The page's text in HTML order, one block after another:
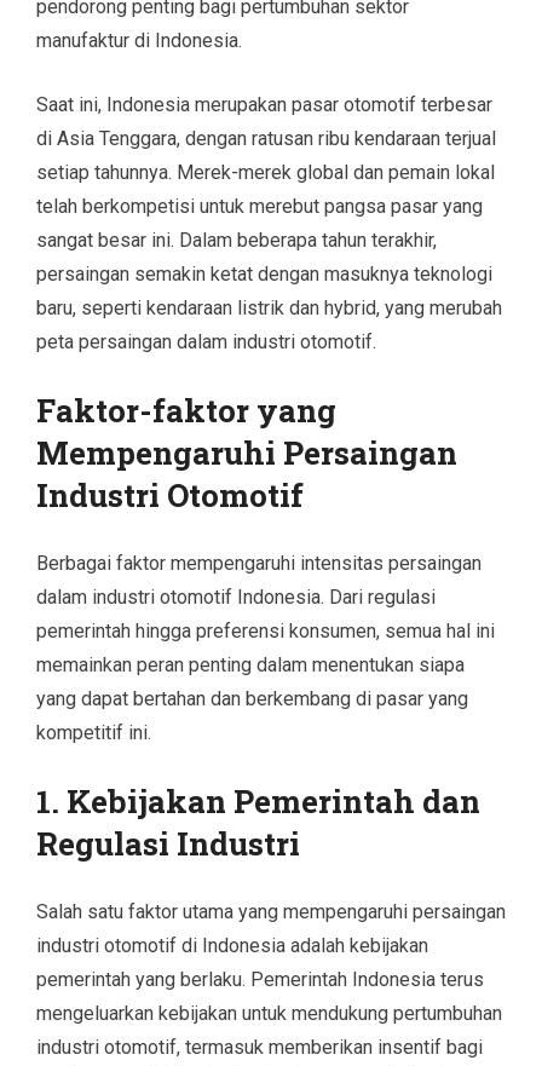
pendorong penting bagi pertumbuhan sektor
manufaktur di Indonesia.
Saat ini, Indonesia merupakan pasar otomotif terbesar
di Asia Tenggara, dengan ratusan ribu kendaraan terjual
setiap tahunnya. Merek-merek global dan pemain lokal
telah berkompetisi untuk merebut pangsa pasar yang
sangat besar ini. Dalam beberapa tahun terakhir,
persaingan semakin ketat dengan masuknya teknologi
baru, seperti kendaraan listrik dan hybrid, yang merubah
peta persaingan dalam industri otomotif.
Faktor-faktor yang
Mempengaruhi Persaingan
Industri Otomotif
Berbagai faktor mempengaruhi intensitas persaingan
dalam industri otomotif Indonesia. Dari regulasi
pemerintah hingga preferensi konsumen, semua hal ini
memainkan peran penting dalam menentukan siapa
yang dapat bertahan dan berkembang di pasar yang
kompetitif ini.
1. Kebijakan Pemerintah dan
Regulasi Industri
Salah satu faktor utama yang mempengaruhi persaingan
industri otomotif di Indonesia adalah kebijakan
pemerintah yang berlaku. Pemerintah Indonesia terus
mengeluarkan kebijakan untuk mendukung pertumbuhan
industri otomotif, termasuk memberikan insentif bagi